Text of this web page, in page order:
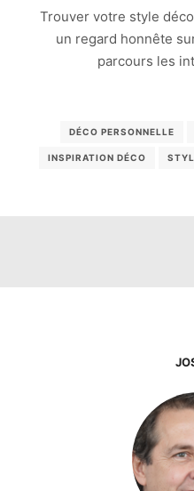
Trouver votre style
un regard honnête
parcours les
DÉCO PERSONNELLE
INSPIRATION DÉCO